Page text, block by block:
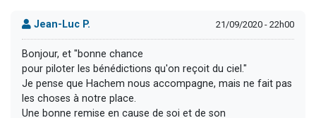
Jean-Luc P. 21/09/2020 - 22h00
Bonjour, et "bonne chance
pour piloter les bénédictions qu'on reçoit du ciel."
Je pense que Hachem nous accompagne, mais ne fait pas
les choses à notre place.
Une bonne remise en cause de soi et de son